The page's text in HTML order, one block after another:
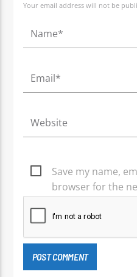
Your email address will not be
Save my name,
browser for the